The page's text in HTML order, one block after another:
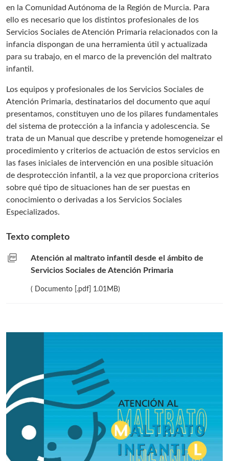
en la Comunidad Autónoma de la Región de Murcia. Para
ello es necesario que los distintos profesionales de los
Servicios Sociales de Atención Primaria relacionados con la
infancia dispongan de una herramienta útil y actualizada
para su trabajo, en el marco de la prevención del maltrato
infantil.
Los equipos y profesionales de los Servicios Sociales de
Atención Primaria, destinatarios del documento que aquí
presentamos, constituyen uno de los pilares fundamentales
del sistema de protección a la infancia y adolescencia. Se
trata de un Manual que describe y pretende homogeneizar el
procedimiento y criterios de actuación de estos servicios en
las fases iniciales de intervención en una posible situación
de desprotección infantil, a la vez que proporciona criterios
sobre qué tipo de situaciones han de ser puestas en
conocimiento o derivadas a los Servicios Sociales
Especializados.
Texto completo
picture_as_pdf
Atención al maltrato infantil desde el ámbito de
Servicios Sociales de Atención Primaria
( Documento [.pdf] 1.01MB)